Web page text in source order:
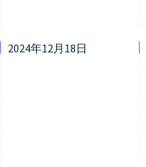
2024年12月18日